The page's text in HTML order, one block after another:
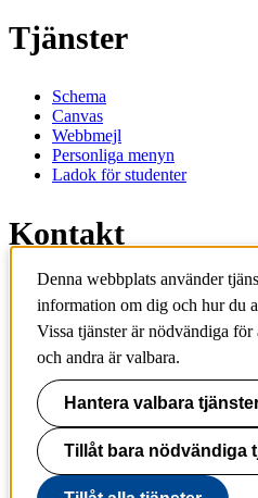
Tjänster
Schema
Canvas
Webbmejl
Personliga menyn
Ladok för studenter
Kontakt
Kontakta utbildningsprogram
Kontakta kurs
IT-support
KTH Entré
KTH
100 44 Stockholm
+46 8 790 60 00
info@kth.se
Denna webbplats använder
information om dig och hur du
Vissa tjänster är nödvändiga
och andra är valbara.
Hantera valbara
Tillåt bara nödvändiga